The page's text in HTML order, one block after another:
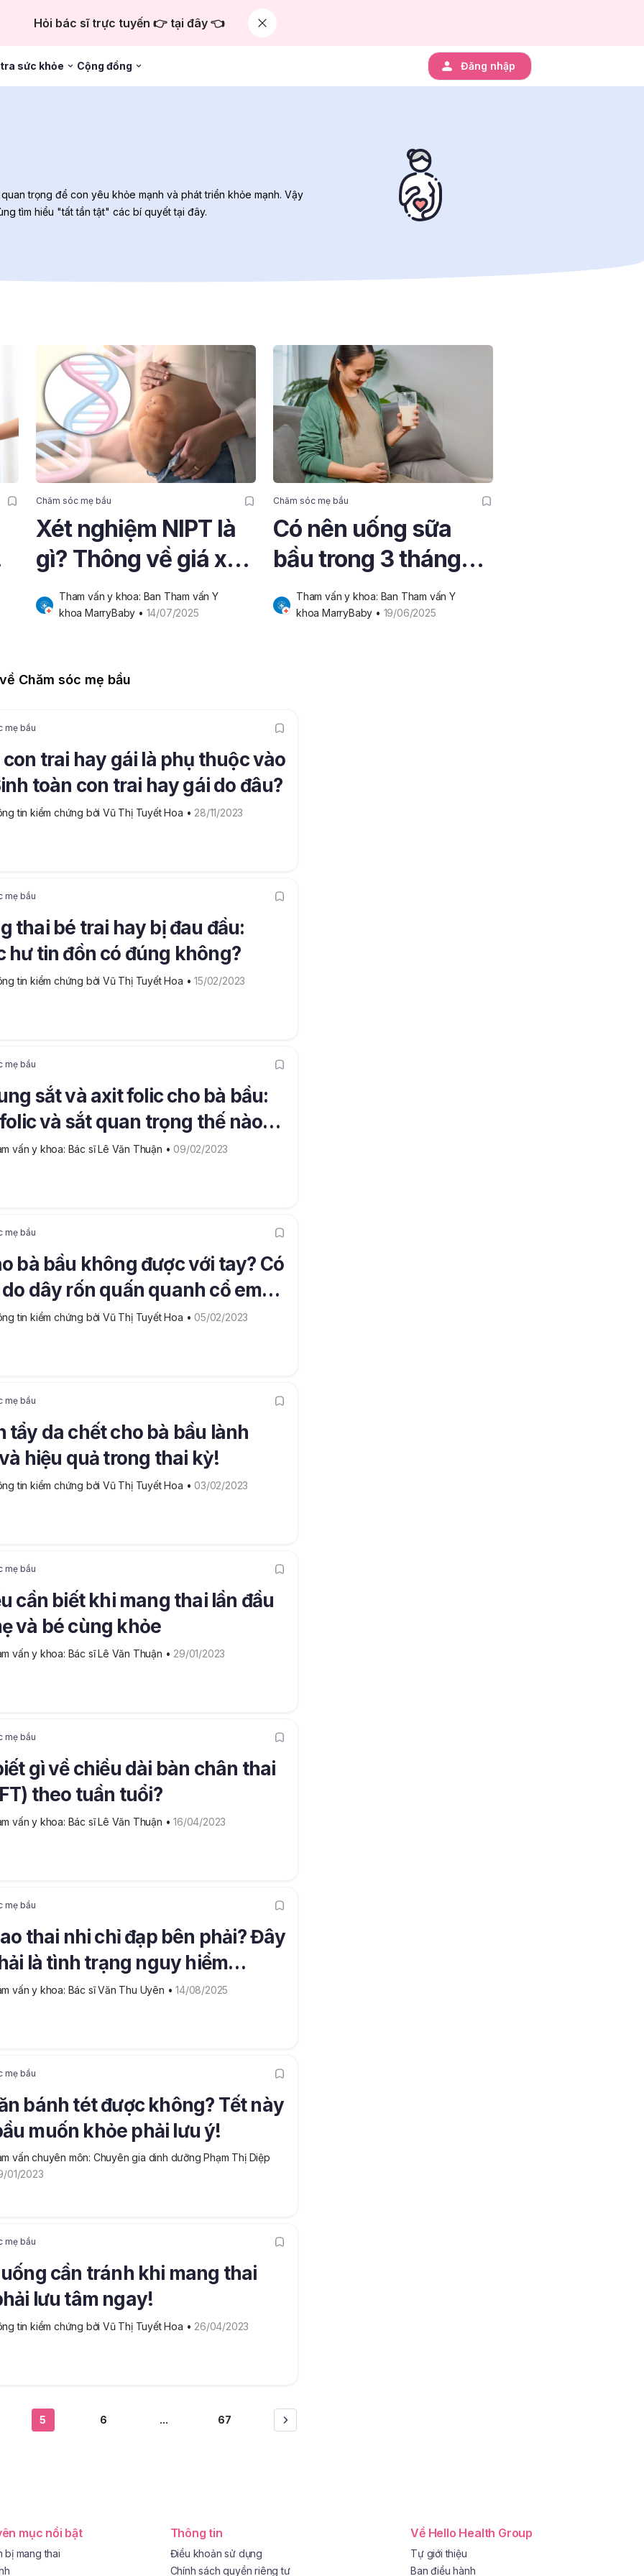
Hỏi bác sĩ trực tuyến 👉 tại đây 👈
sức khỏe Cộng đồng Đăng nhập
trọng để con yêu khỏe mạnh và phát triển khỏe mạnh. Vậy
tìm hiểu "tất tần tật" các bí quyết tại đây.
Chăm sóc mẹ bầu
Xét nghiệm NIPT là
gì? Thông về giá xét
nghiệm NIPT bạn
cần biết
Tham vấn y khoa: Ban Tham vấn Y
khoa MarryBaby • 14/07/2025
Chăm sóc mẹ bầu
Có nên uống sữa
bầu trong 3 tháng
đầu? Lợi ích và lưu ý
quan trọng
Tham vấn y khoa: Ban Tham vấn Y
khoa MarryBaby • 19/06/2025
Chăm sóc mẹ bầu
mẹ bầu
con trai hay gái là phụ thuộc vào
toàn con trai hay gái do đâu?
tin kiểm chứng bởi Vũ Thị Tuyết Hoa • 28/11/2023
mẹ bầu
thai bé trai hay bị đau đầu:
hư tin đồn có đúng không?
tin kiểm chứng bởi Vũ Thị Tuyết Hoa • 15/02/2023
mẹ bầu
sắt và axit folic cho bà bầu:
và sắt quan trọng thế nào
hành trình mang thai?
vấn y khoa: Bác sĩ Lê Văn Thuận • 09/02/2023
mẹ bầu
bà bầu không được với tay? Có
dây rốn quấn quanh cổ em
tin kiểm chứng bởi Vũ Thị Tuyết Hoa • 05/02/2023
mẹ bầu
tẩy da chết cho bà bầu lành
hiệu quả trong thai kỳ!
tin kiểm chứng bởi Vũ Thị Tuyết Hoa • 03/02/2023
mẹ bầu
cần biết khi mang thai lần đầu
và bé cùng khỏe
vấn y khoa: Bác sĩ Lê Văn Thuận • 29/01/2023
mẹ bầu
gì về chiều dài bàn chân thai
theo tuần tuổi?
vấn y khoa: Bác sĩ Lê Văn Thuận • 16/04/2023
mẹ bầu
thai nhi chỉ đạp bên phải? Đây
là tình trạng nguy hiểm
vấn y khoa: Bác sĩ Văn Thu Uyên • 14/08/2025
mẹ bầu
bánh tét được không? Tết này
muốn khỏe phải lưu ý!
vấn chuyên môn: Chuyên gia dinh dưỡng Phạm Thị Diệp
01/2023
mẹ bầu
cần tránh khi mang thai
lưu tâm ngay!
tin kiểm chứng bởi Vũ Thị Tuyết Hoa • 26/04/2023
5 6 ... 67
mục nổi bật
bị mang thai
Thông tin
Điều khoản sử dụng
Chính sách quyền riêng tư
Về Hello Health Group
Tự giới thiệu
Ban điều hành